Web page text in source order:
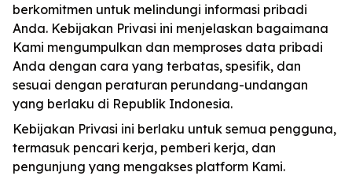
berkomitmen untuk melindungi informasi pribadi
Anda. Kebijakan Privasi ini menjelaskan bagaimana
Kami mengumpulkan dan memproses data pribadi
Anda dengan cara yang terbatas, spesifik, dan
sesuai dengan peraturan perundang-undangan
yang berlaku di Republik Indonesia.
Kebijakan Privasi ini berlaku untuk semua pengguna,
termasuk pencari kerja, pemberi kerja, dan
pengunjung yang mengakses platform Kami.